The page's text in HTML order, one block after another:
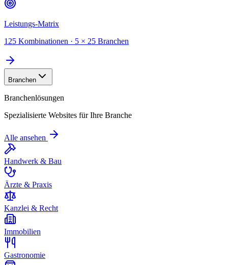
Leistungs-Matrix
125 Kombinationen · 5 × 25 Branchen
Branchen
Branchenlösungen
Spezialisierte Websites für Ihre Branche
Alle ansehen
Handwerk & Bau
Ärzte & Praxis
Kanzlei & Recht
Immobilien
Gastronomie